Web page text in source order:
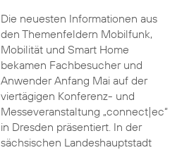
Die neuesten Informationen aus
den Themenfeldern Mobilfunk,
Mobilität und Smart Home
bekamen Fachbesucher und
Anwender Anfang Mai auf der
viertägigen Konferenz- und
Messeveranstaltung „connect|ec“
in Dresden präsentiert. In der
sächsischen Landeshauptstadt